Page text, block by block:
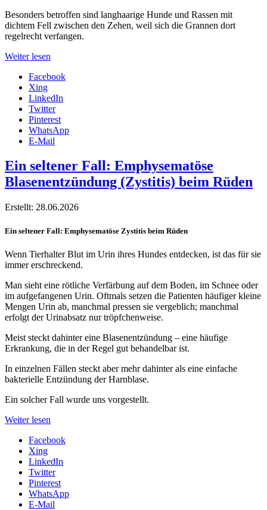
Besonders betroffen sind langhaarige Hunde und Rassen mit
dichtem Fell zwischen den Zehen, weil sich die Grannen dort
regelrecht verfangen.
Weiter lesen
Facebook
Xing
LinkedIn
Twitter
Pinterest
WhatsApp
E-Mail
Ein seltener Fall: Emphysematöse
Blasenentzündung (Zystitis) beim Rüden
Erstellt: 28.06.2026
Ein seltener Fall: Emphysematöse Zystitis beim Rüden
Wenn Tierhalter Blut im Urin ihres Hundes entdecken, ist das für sie
immer erschreckend.
Man sieht eine rötliche Verfärbung auf dem Boden, im Schnee oder
im aufgefangenen Urin. Oftmals setzen die Patienten häufiger kleine
Mengen Urin ab, manchmal pressen sie vergeblich; manchmal
erfolgt der Urinabsatz nur tröpfchenweise.
Meist steckt dahinter eine Blasenentzündung – eine häufige
Erkrankung, die in der Regel gut behandelbar ist.
In einzelnen Fällen steckt aber mehr dahinter als eine einfache
bakterielle Entzündung der Harnblase.
Ein solcher Fall wurde uns vorgestellt.
Weiter lesen
Facebook
Xing
LinkedIn
Twitter
Pinterest
WhatsApp
E-Mail